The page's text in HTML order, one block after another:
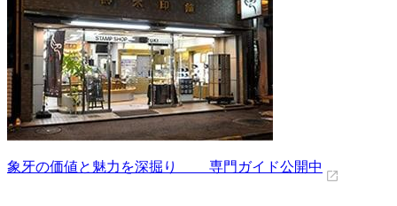
象牙の価値と魅力を深掘り 専門ガイド公開中